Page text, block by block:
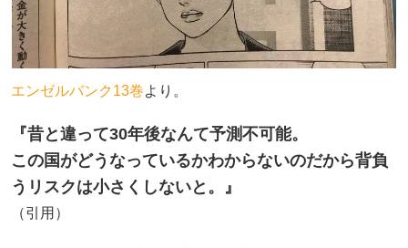
エンゼルバンク13巻より。
『昔と違って30年後なんて予測不可能。
この国がどうなっているかわからないのだから背負
うリスクは小さくしないと。』
（引用）